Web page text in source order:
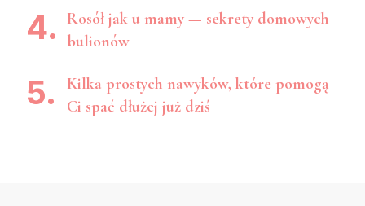
Rosół jak u mamy — sekrety domowych
bulionów
Kilka prostych nawyków, które pomogą
Ci spać dłużej już dziś